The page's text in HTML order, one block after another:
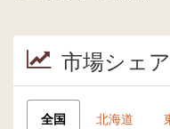
市場シェ
全国 北海道